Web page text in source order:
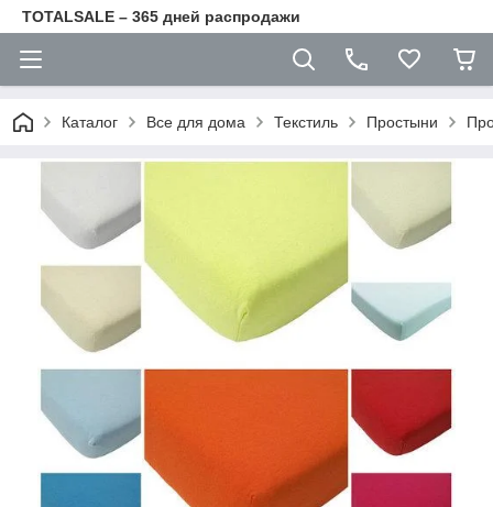
TOTALSALE – 365 дней распродажи
Каталог Все для дома Текстиль Простыни